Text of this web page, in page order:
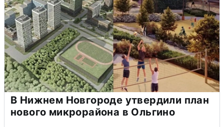
В Нижнем Новгороде утвердили план
нового микрорайона в Ольгино